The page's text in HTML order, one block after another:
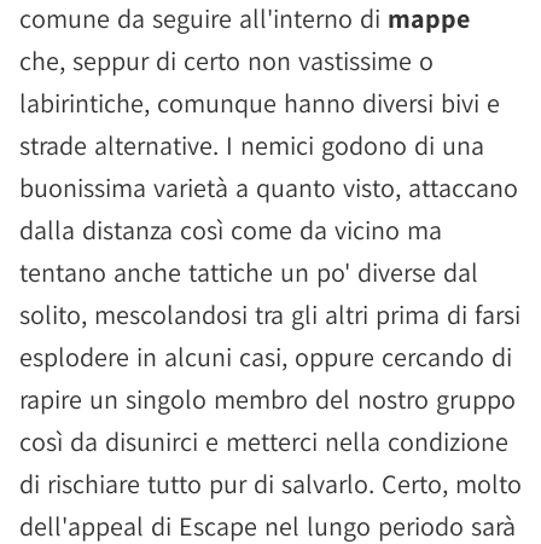
comune da seguire all'interno di mappe
che, seppur di certo non vastissime o
labirintiche, comunque hanno diversi bivi e
strade alternative. I nemici godono di una
buonissima varietà a quanto visto, attaccano
dalla distanza così come da vicino ma
tentano anche tattiche un po' diverse dal
solito, mescolandosi tra gli altri prima di farsi
esplodere in alcuni casi, oppure cercando di
rapire un singolo membro del nostro gruppo
così da disunirci e metterci nella condizione
di rischiare tutto pur di salvarlo. Certo, molto
dell'appeal di Escape nel lungo periodo sarà